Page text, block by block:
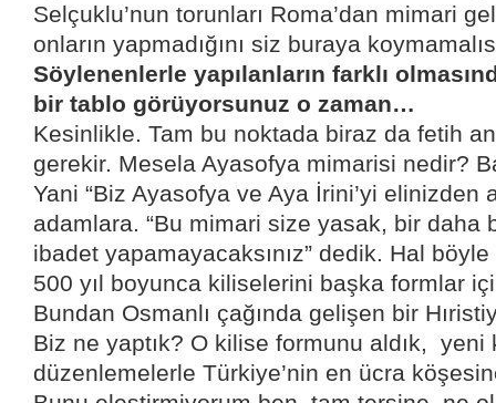
Selçuklu’nun torunları Roma’dan mimari
onların yapmadığını siz buraya
Söylenenlerle yapılanların farklı
bir tablo görüyorsunuz o zaman…
Kesinlikle. Tam bu noktada biraz da fetih
gerekir. Mesela Ayasofya mimarisi nedir?
Yani “Biz Ayasofya ve Aya İrini’yi elinizden
adamlara. “Bu mimari size yasak, bir daha
ibadet yapamayacaksınız” dedik. Hal
500 yıl boyunca kiliselerini başka formlar
Bundan Osmanlı çağında gelişen bir
Biz ne yaptık? O kilise formunu aldık,
yeni
düzenlemelerle Türkiye’nin en ücra